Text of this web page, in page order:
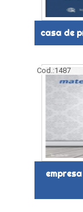
casa de
Cod.:1487